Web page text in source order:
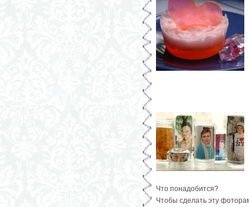
Что понадобится?
Чтобы сделать эту